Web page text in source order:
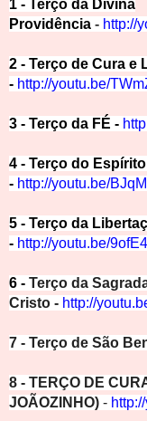
1 - Terço da Divina
Providência - http://
2 - Terço de Cura e
- http://youtu.be/
3 - Terço da FÉ -
4 - Terço do
- http://youtu.be/
5 - Terço da
- http://youtu.be/
6 - Terço da
Cristo - http://
7 - Terço de São
8 - TERÇO DE
JOÃOZINHO) -